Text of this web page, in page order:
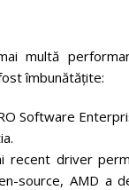
multă
îmbunătățite:
Software
recent driver
source, AMD a